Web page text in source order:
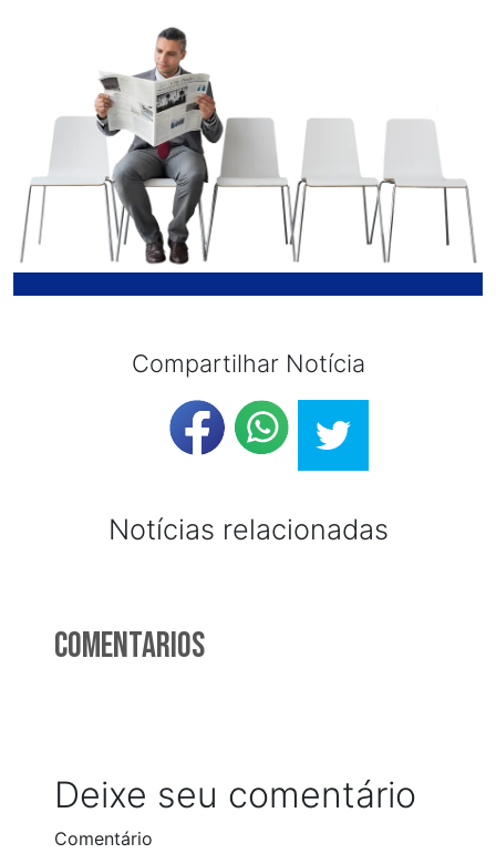
Compartilhar Notícia
Notícias relacionadas
Comentarios
Deixe seu comentário
Comentário